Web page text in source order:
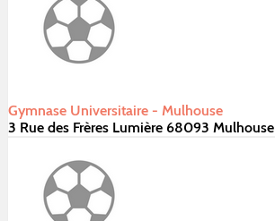
Gymnase Universitaire - Mulhouse
3 Rue des Frères Lumière 68093 Mulhouse